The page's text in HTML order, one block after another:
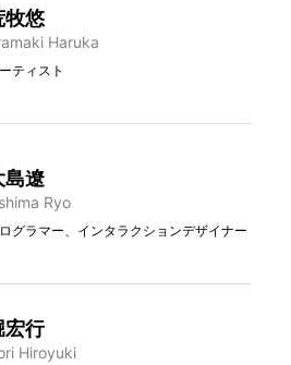
牧悠
Haruka
ティスト
島遼
Ryo
グラマー、インタラクションデザイナー
宏行
Hiroyuki